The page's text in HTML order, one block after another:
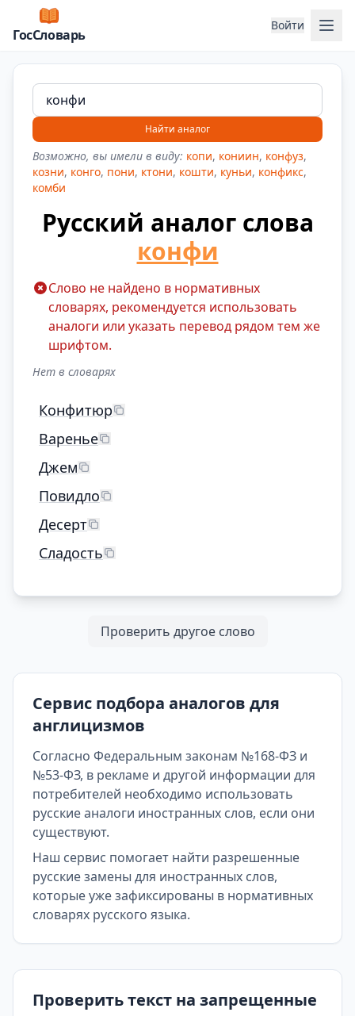
ГосСловарь
Войти
Найти аналог
Возможно, вы имели в виду: копи, кониин, конфуз,
козни, конго, пони, ктони, кошти, куньи, конфикс,
комби
Русский аналог слова
конфи
Слово не найдено в нормативных
словарях, рекомендуется использовать
аналоги или указать перевод рядом тем же
шрифтом.
Нет в словарях
Конфитюр
Варенье
Джем
Повидло
Десерт
Сладость
Проверить другое слово
Сервис подбора аналогов для
англицизмов
Согласно Федеральным законам №168-ФЗ и
№53-ФЗ, в рекламе и другой информации для
потребителей необходимо использовать
русские аналоги иностранных слов, если они
существуют.
Наш сервис помогает найти разрешенные
русские замены для иностранных слов,
которые уже зафиксированы в нормативных
словарях русского языка.
Проверить текст на запрещенные